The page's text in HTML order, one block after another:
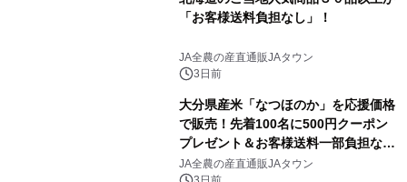
「お客様送料負担なし」！
JA全農の産直通販JAタウン
3日前
大分県産米「なつほのか」を応援価格
で販売！先着100名に500円クーポン
プレゼント＆お客様送料一部負担な
し！ＪＡタウンの「まるっと完食おお
JA全農の産直通販JAタウン